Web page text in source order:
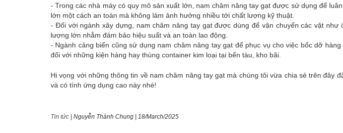
- Trong các nhà máy có quy mô sản xuất lớn, nam châm nâng tay gạt được sử dụng để
lớn một cách an toàn mà không làm ảnh hưởng nhiều tới chất lượng kỹ thuật.
- Đối với ngành xây dựng, nam châm nâng tay gạt được dùng để vận chuyển các vật như
lượng lớn nhằm đảm bảo hiệu suất và an toàn lao động.
- Ngành cảng biển cũng sử dụng nam châm nâng tay gạt để phục vụ cho việc bốc dỡ
đối với những kiện hàng hay thùng container kim loại tại bến tàu, kho bãi.
Hi vọng với những thông tin về nam châm nâng tay gạt mà chúng tôi vừa chia sẻ trên đây
và có tính ứng dụng cao này nhé!
Tin tức Nguyễn Thành Chung 18/March/2025